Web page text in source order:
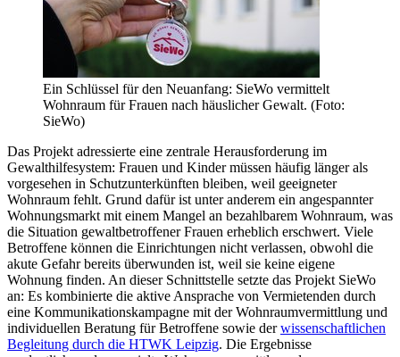
Ein Schlüssel für den Neuanfang: SieWo vermittelt
Wohnraum für Frauen nach häuslicher Gewalt. (Foto:
SieWo)
Das Projekt adressierte eine zentrale Herausforderung im
Gewalthilfesystem: Frauen und Kinder müssen häufig länger als
vorgesehen in Schutzunterkünften bleiben, weil geeigneter
Wohnraum fehlt. Grund dafür ist unter anderem ein angespannter
Wohnungsmarkt mit einem Mangel an bezahlbarem Wohnraum, was
die Situation gewaltbetroffener Frauen erheblich erschwert. Viele
Betroffene können die Einrichtungen nicht verlassen, obwohl die
akute Gefahr bereits überwunden ist, weil sie keine eigene
Wohnung finden. An dieser Schnittstelle setzte das Projekt SieWo
an: Es kombinierte die aktive Ansprache von Vermietenden durch
eine Kommunikationskampagne mit der Wohnraumvermittlung und
individuellen Beratung für Betroffene sowie derwissenschaftlichen
Begleitung durch die HTWK Leipzig. Die Ergebnisse